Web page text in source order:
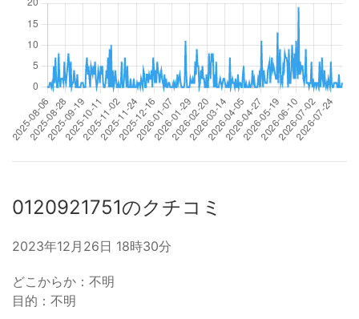
0120921751のクチコミ
2023年12月26日 18時30分
どこからか：不明
目的：不明